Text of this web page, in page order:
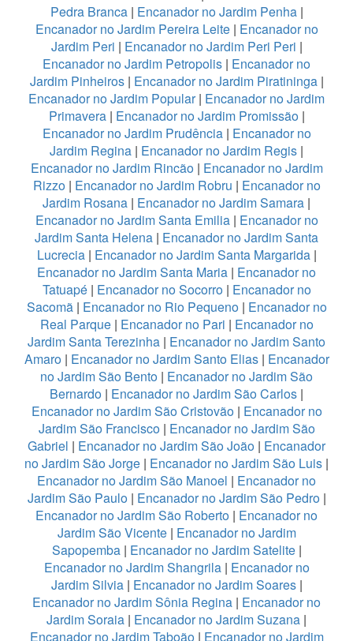
Pedra Branca| Encanador no Jardim Penha|
Encanador no Jardim Pereira Leite| Encanador no
Jardim Peri | Encanador no Jardim Peri Peri |
Encanador no Jardim Petropolis | Encanador no
Jardim Pinheiros| Encanador no Jardim Piratininga|
Encanador no Jardim Popular| Encanador no Jardim
Primavera| Encanador no Jardim Promissão|
Encanador no Jardim Prudência| Encanador no
Jardim Regina | Encanador no Jardim Regis |
Encanador no Jardim Rincão| Encanador no Jardim
Rizzo| Encanador no Jardim Robru | Encanador no
Jardim Rosana | Encanador no Jardim Samara |
Encanador no Jardim Santa Emilia| Encanador no
Jardim Santa Helena | Encanador no Jardim Santa
Lucrecia| Encanador no Jardim Santa Margarida|
Encanador no Jardim Santa Maria | Encanador no
Tatuapé| Encanador no Socorro| Encanador no
Sacomã| Encanador no Rio Pequeno| Encanador no
Real Parque| Encanador no Pari | Encanador no
Jardim Santa Terezinha | Encanador no Jardim Santo
Amaro| Encanador no Jardim Santo Elias| Encanador
no Jardim São Bento | Encanador no Jardim São
Bernardo | Encanador no Jardim São Carlos |
Encanador no Jardim São Cristovão| Encanador no
Jardim São Francisco| Encanador no Jardim São
Gabriel | Encanador no Jardim São João | Encanador
no Jardim São Jorge | Encanador no Jardim São Luis |
Encanador no Jardim São Manoel | Encanador no
Jardim São Paulo| Encanador no Jardim São Pedro|
Encanador no Jardim São Roberto | Encanador no
Jardim São Vicente| Encanador no Jardim
Sapopemba| Encanador no Jardim Satelite|
Encanador no Jardim Shangrila| Encanador no
Jardim Silvia| Encanador no Jardim Soares|
Encanador no Jardim Sônia Regina | Encanador no
Jardim Soraia | Encanador no Jardim Suzana |
Encanador no Jardim Taboão| Encanador no Jardim